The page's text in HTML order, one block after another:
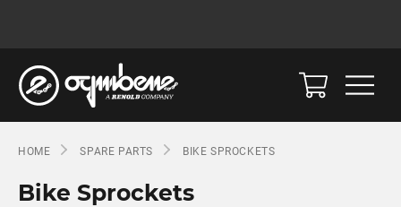
HOME SPARE PARTS BIKE SPROCKETS
Bike Sprockets